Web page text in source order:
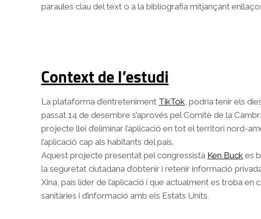
paraules clau del text o a la bibliografia mitjançant
Context de l’estudi
La plataforma d’entreteniment TikTok , podria tenir els
passat 14 de desembre s’aprovés pel Comitè de la
projecte llei d’eliminar l’aplicació en tot el territori nord-
l’aplicació cap als habitants del país.
Aquest projecte presentat pel congressista Ken Buck es
la seguretat ciutadana d’obtenir i retenir informació
Xina, país líder de l’aplicació i que actualment es troba
sanitàries i d’informació amb els Estats Units.